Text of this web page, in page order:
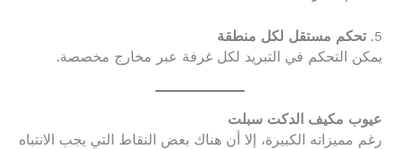
5. تحكم مستقل لكل منطقة
يمكن التحكم في التبريد لكل غرفة عبر مخارج مخصصة.
عيوب مكيف الدكت سبلت
رغم مميزاته الكبيرة، إلا أن هناك بعض النقاط التي يجب الانتباه